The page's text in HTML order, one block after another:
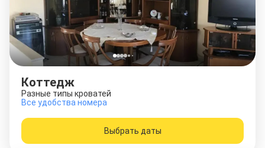
Коттедж
Разные типы кроватей
Все удобства номера
Выбрать даты